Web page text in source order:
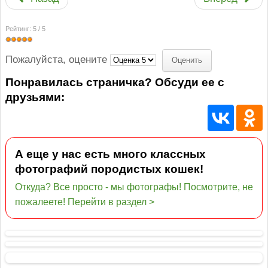
Рейтинг: 5 / 5
Пожалуйста, оцените
Понравилась страничка? Обсуди ее с
друзьями:
А еще у нас есть много классных
фотографий породистых кошек!
Откуда? Все просто - мы фотографы! Посмотрите, не
пожалеете! Перейти в раздел >